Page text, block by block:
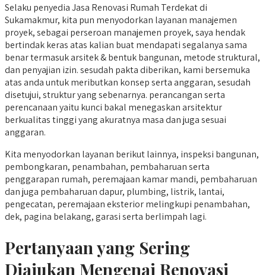
Selaku penyedia Jasa Renovasi Rumah Terdekat di
Sukamakmur, kita pun menyodorkan layanan manajemen
proyek, sebagai perseroan manajemen proyek, saya hendak
bertindak keras atas kalian buat mendapati segalanya sama
benar termasuk arsitek & bentuk bangunan, metode struktural,
dan penyajian izin. sesudah pakta diberikan, kami bersemuka
atas anda untuk meributkan konsep serta anggaran, sesudah
disetujui, struktur yang sebenarnya. perancangan serta
perencanaan yaitu kunci bakal menegaskan arsitektur
berkualitas tinggi yang akuratnya masa dan juga sesuai
anggaran.
Kita menyodorkan layanan berikut lainnya, inspeksi bangunan,
pembongkaran, penambahan, pembaharuan serta
penggarapan rumah, peremajaan kamar mandi, pembaharuan
dan juga pembaharuan dapur, plumbing, listrik, lantai,
pengecatan, peremajaan eksterior melingkupi penambahan,
dek, pagina belakang, garasi serta berlimpah lagi.
Pertanyaan yang Sering
Diajukan Mengenai Renovasi